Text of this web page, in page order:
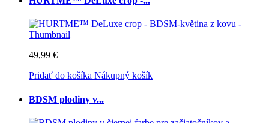
49,99 €
Pridať do košíka Nákupný košík
BDSM plodiny v...